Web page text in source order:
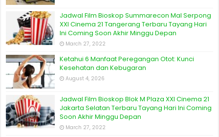
Jadwal Film Bioskop Summarecon Mal Serpong
XXI Cinema 21 Tangerang Terbaru Tayang Hari
Ini Coming Soon Akhir Minggu Depan
March 27, 2022
Ketahui 6 Manfaat Peregangan Otot: Kunci
Kesehatan dan Kebugaran
August 4, 2026
Jadwal Film Bioskop Blok M Plaza XXI Cinema 21
Jakarta Selatan Terbaru Tayang Hari Ini Coming
Soon Akhir Minggu Depan
March 27, 2022